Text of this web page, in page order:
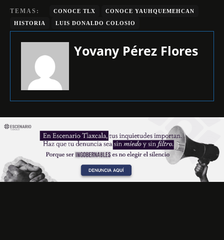
TEMAS: CONOCE TLX
CONOCE YAUHQUEMEHCAN
HISTORIA
LUIS DONALDO COLOSIO
Yovany Pérez Flores